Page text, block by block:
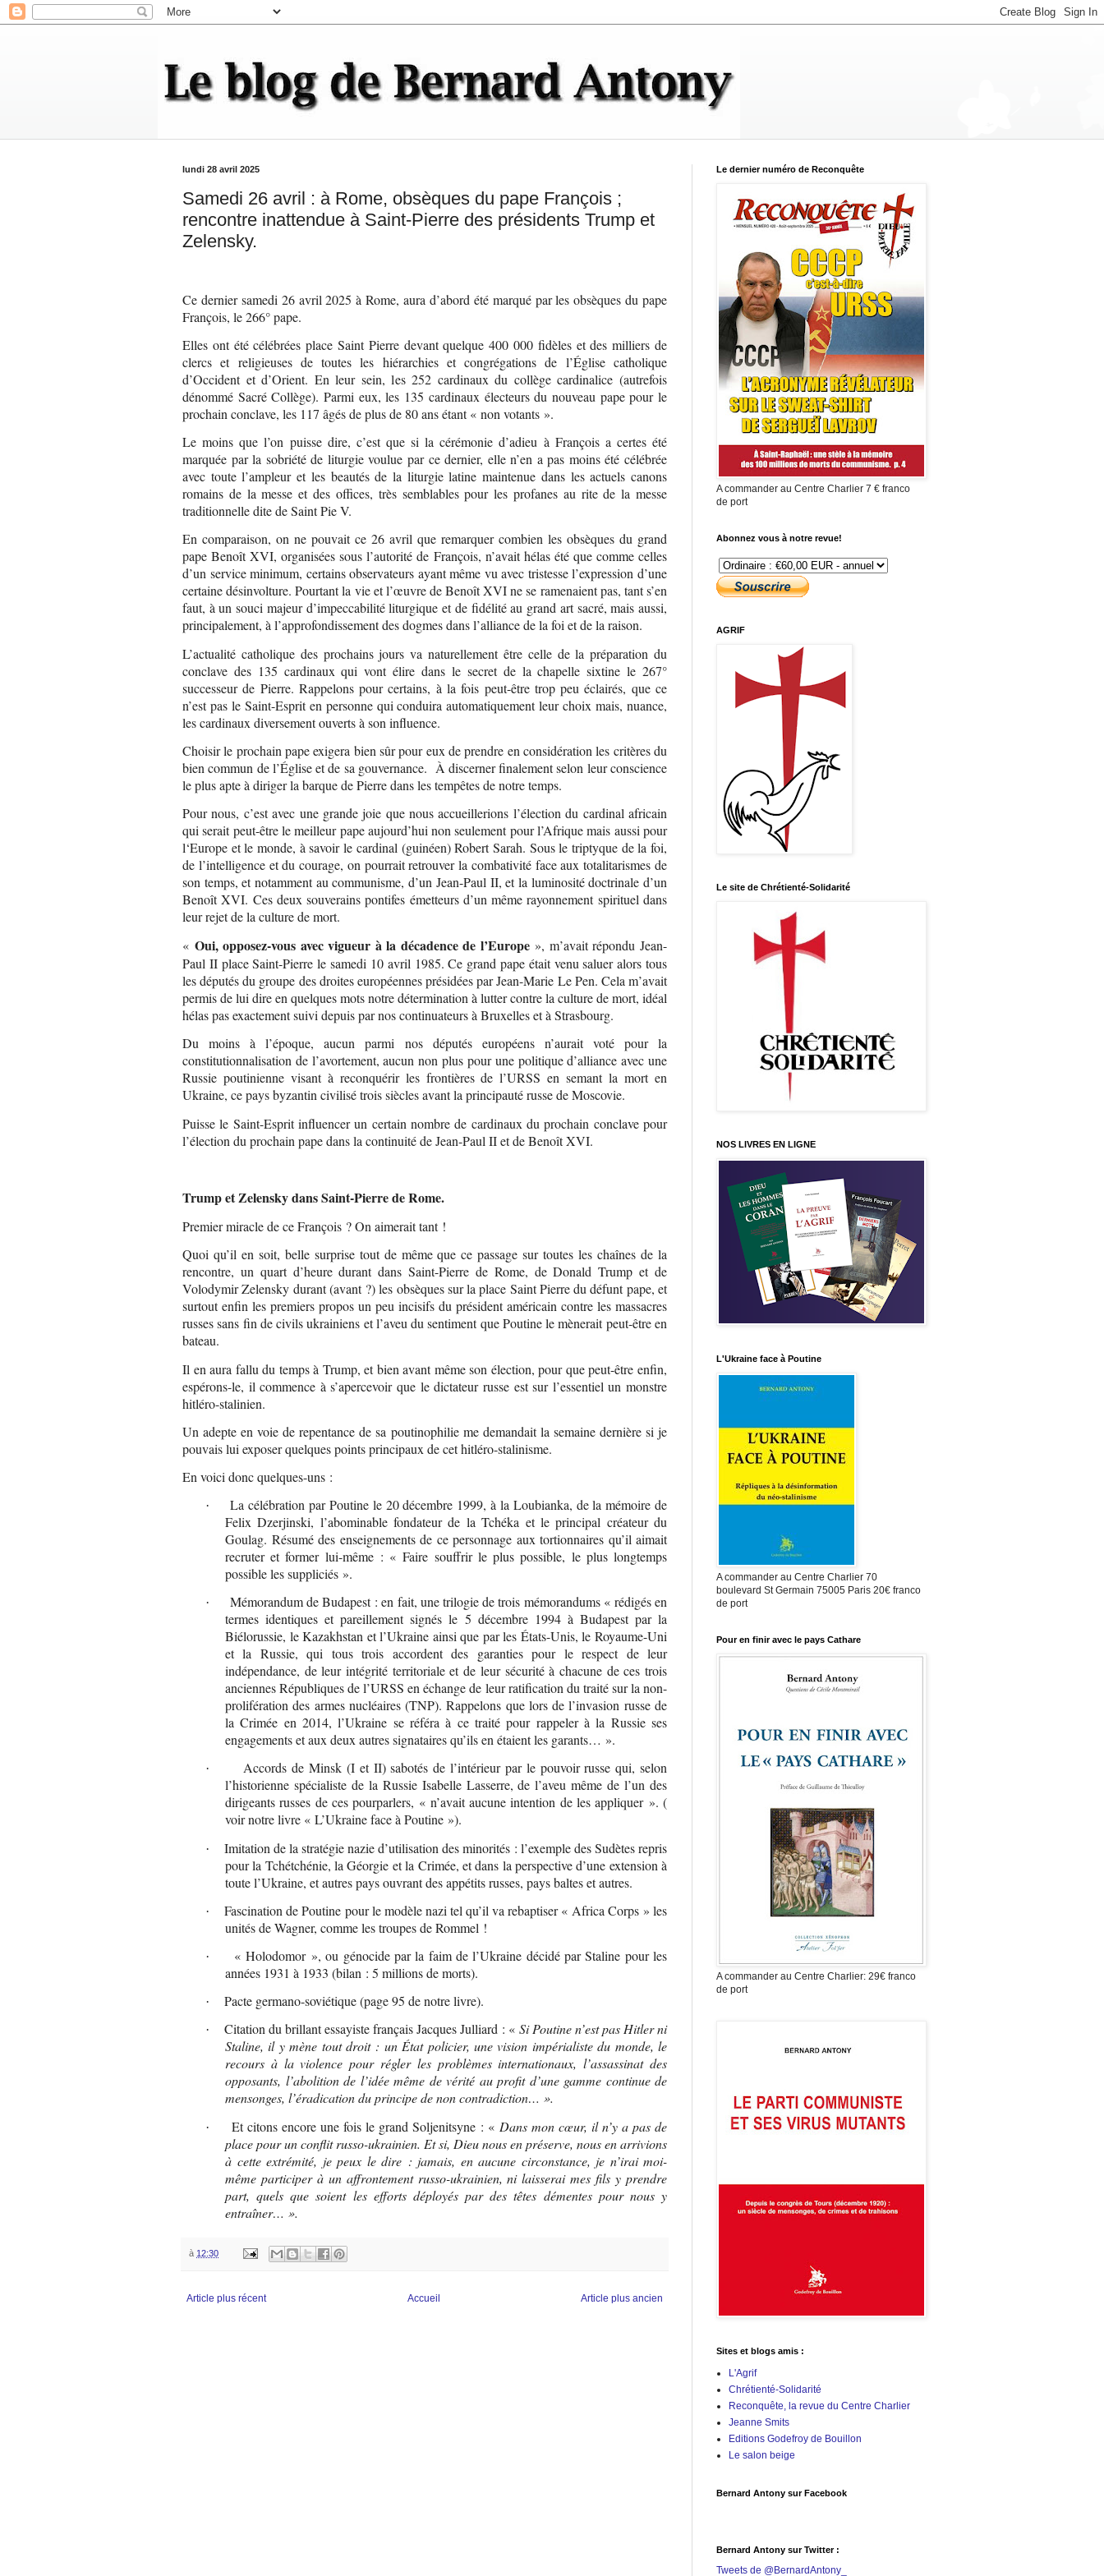
lundi 28 avril 2025
Samedi 26 avril : à Rome, obsèques du pape François ;
rencontre inattendue à Saint-Pierre des présidents Trump et
Zelensky.
Ce dernier samedi 26 avril 2025 à Rome, aura d’abord été marqué par les obsèques du pape
François, le 266° pape.
Elles ont été célébrées place Saint Pierre devant quelque 400 000 fidèles et des milliers de
clercs et religieuses de toutes les hiérarchies et congrégations de l’Église catholique
d’Occident et d’Orient. En leur sein, les 252 cardinaux du collège cardinalice (autrefois
dénommé Sacré Collège). Parmi eux, les 135 cardinaux électeurs du nouveau pape pour le
prochain conclave, les 117 âgés de plus de 80 ans étant « non votants ».
Le moins que l’on puisse dire, c’est que si la cérémonie d’adieu à François a certes été
marquée par la sobriété de liturgie voulue par ce dernier, elle n’en a pas moins été célébrée
avec toute l’ampleur et les beautés de la liturgie latine maintenue dans les actuels canons
romains de la messe et des offices, très semblables pour les profanes au rite de la messe
traditionnelle dite de Saint Pie V.
En comparaison, on ne pouvait ce 26 avril que remarquer combien les obsèques du grand
pape Benoît XVI, organisées sous l’autorité de François, n’avait hélas été que comme celles
d’un service minimum, certains observateurs ayant même vu avec tristesse l’expression d’une
certaine désinvolture. Pourtant la vie et l’œuvre de Benoît XVI ne se ramenaient pas, tant s’en
faut, à un souci majeur d’impeccabilité liturgique et de fidélité au grand art sacré, mais aussi,
principalement, à l’approfondissement des dogmes dans l’alliance de la foi et de la raison.
L’actualité catholique des prochains jours va naturellement être celle de la préparation du
conclave des 135 cardinaux qui vont élire dans le secret de la chapelle sixtine le 267°
successeur de Pierre. Rappelons pour certains, à la fois peut-être trop peu éclairés, que ce
n’est pas le Saint-Esprit en personne qui conduira automatiquement leur choix mais, nuance,
les cardinaux diversement ouverts à son influence.
Choisir le prochain pape exigera bien sûr pour eux de prendre en considération les critères du
bien commun de l’Église et de sa gouvernance. À discerner finalement selon leur conscience
le plus apte à diriger la barque de Pierre dans les tempêtes de notre temps.
Pour nous, c’est avec une grande joie que nous accueillerions l’élection du cardinal africain
qui serait peut-être le meilleur pape aujourd’hui non seulement pour l’Afrique mais aussi pour
l‘Europe et le monde, à savoir le cardinal (guinéen) Robert Sarah. Sous le triptyque de la foi,
de l’intelligence et du courage, on pourrait retrouver la combativité face aux totalitarismes de
son temps, et notamment au communisme, d’un Jean-Paul II, et la luminosité doctrinale d’un
Benoît XVI. Ces deux souverains pontifes émetteurs d’un même rayonnement spirituel dans
leur rejet de la culture de mort.
« Oui, opposez-vous avec vigueur à la décadence de l’Europe», m’avait répondu Jean-
Paul II place Saint-Pierre le samedi 10 avril 1985. Ce grand pape était venu saluer alors tous
les députés du groupe des droites européennes présidées par Jean-Marie Le Pen. Cela m’avait
permis de lui dire en quelques mots notre détermination à lutter contre la culture de mort, idéal
hélas pas exactement suivi depuis par nos continuateurs à Bruxelles et à Strasbourg.
Du moins à l’époque, aucun parmi nos députés européens n’aurait voté pour la
constitutionnalisation de l’avortement, aucun non plus pour une politique d’alliance avec une
Russie poutinienne visant à reconquérir les frontières de l’URSS en semant la mort en
Ukraine, ce pays byzantin civilisé trois siècles avant la principauté russe de Moscovie.
Puisse le Saint-Esprit influencer un certain nombre de cardinaux du prochain conclave pour
l’élection du prochain pape dans la continuité de Jean-Paul II et de Benoît XVI.
Trump et Zelensky dans Saint-Pierre de Rome.
Premier miracle de ce François ? On aimerait tant !
Quoi qu’il en soit, belle surprise tout de même que ce passage sur toutes les chaînes de la
rencontre, un quart d’heure durant dans Saint-Pierre de Rome, de Donald Trump et de
Volodymir Zelensky durant (avant ?) les obsèques sur la place Saint Pierre du défunt pape, et
surtout enfin les premiers propos un peu incisifs du président américain contre les massacres
russes sans fin de civils ukrainiens et l’aveu du sentiment que Poutine le mènerait peut-être en
bateau.
Il en aura fallu du temps à Trump, et bien avant même son élection, pour que peut-être enfin,
espérons-le, il commence à s’apercevoir que le dictateur russe est sur l’essentiel un monstre
hitléro-stalinien.
Un adepte en voie de repentance de sa poutinophilie me demandait la semaine dernière si je
pouvais lui exposer quelques points principaux de cet hitléro-stalinisme.
En voici donc quelques-uns :
·
La célébration par Poutine le 20 décembre 1999, à la Loubianka, de la mémoire de
Felix Dzerjinski, l’abominable fondateur de la Tchéka et le principal créateur du
Goulag. Résumé des enseignements de ce personnage aux tortionnaires qu’il aimait
recruter et former lui-même : « Faire souffrir le plus possible, le plus longtemps
possible les suppliciés ».
· Mémorandum de Budapest : en fait, une trilogie de trois mémorandums « rédigés en
termes identiques et pareillement signés le 5 décembre 1994 à Budapest par la
Biélorussie, le Kazakhstan et l’Ukraine ainsi que par les États-Unis, le Royaume-Uni
et la Russie, qui tous trois accordent des garanties pour le respect de leur
indépendance, de leur intégrité territoriale et de leur sécurité à chacune de ces trois
anciennes Républiques de l’URSS en échange de leur ratification du traité sur la non-
prolifération des armes nucléaires (TNP). Rappelons que lors de l’invasion russe de
la Crimée en 2014, l’Ukraine se référa à ce traité pour rappeler à la Russie ses
engagements et aux deux autres signataires qu’ils en étaient les garants… ».
·
Accords de Minsk (I et II) sabotés de l’intérieur par le pouvoir russe qui, selon
l’historienne spécialiste de la Russie Isabelle Lasserre, de l’aveu même de l’un des
dirigeants russes de ces pourparlers, « n’avait aucune intention de les appliquer ». (
voir notre livre « L’Ukraine face à Poutine »).
·
Imitation de la stratégie nazie d’utilisation des minorités : l’exemple des Sudètes repris
pour la Tchétchénie, la Géorgie et la Crimée, et dans la perspective d’une extension à
toute l’Ukraine, et autres pays ouvrant des appétits russes, pays baltes et autres.
·
Fascination de Poutine pour le modèle nazi tel qu’il va rebaptiser « Africa Corps » les
unités de Wagner, comme les troupes de Rommel !
·
« Holodomor », ou génocide par la faim de l’Ukraine décidé par Staline pour les
années 1931 à 1933 (bilan : 5 millions de morts).
· Pacte germano-soviétique (page 95 de notre livre).
· Citation du brillant essayiste français Jacques Julliard : « Si Poutine n’est pas Hitler ni
Staline, il y mène tout droit : un État policier, une vision impérialiste du monde, le
recours à la violence pour régler les problèmes internationaux, l’assassinat des
opposants, l’abolition de l’idée même de vérité au profit d’une gamme continue de
mensonges, l’éradication du principe de non contradiction… ».
· Et citons encore une fois le grand Soljenitsyne : « Dans mon cœur, il n’y a pas de
place pour un conflit russo-ukrainien. Et si, Dieu nous en préserve, nous en arrivions
à cette extrémité, je peux le dire : jamais, en aucune circonstance, je n’irai moi-
même participer à un affrontement russo-ukrainien, ni laisserai mes fils y prendre
part, quels que soient les efforts déployés par des têtes démentes pour nous y
entraîner… ».
à 12:30
Article plus récent Article plus ancien
Accueil
Le dernier numéro de Reconquête
A commander au Centre Charlier 7 € franco
de port
Abonnez vous à notre revue!
AGRIF
Le site de Chrétienté-Solidarité
NOS LIVRES EN LIGNE
L'Ukraine face à Poutine
A commander au Centre Charlier 70
boulevard St Germain 75005 Paris 20€ franco
de port
Pour en finir avec le pays Cathare
A commander au Centre Charlier: 29€ franco
de port
Sites et blogs amis :
L'Agrif
Chrétienté-Solidarité
Reconquête, la revue du Centre Charlier
Jeanne Smits
Editions Godefroy de Bouillon
Le salon beige
Bernard Antony sur Facebook
Bernard Antony sur Twitter :
Tweets de @BernardAntony_